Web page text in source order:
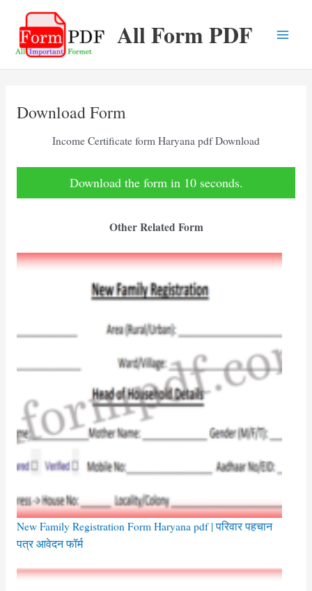
content
All Form PDF
Download Form
Income Certificate form Haryana pdf Download
Download the form in 9 seconds.
Other Related Form
New Family Registration Form Haryana pdf | परिवार पहचान
पत्र आवेदन फॉर्म